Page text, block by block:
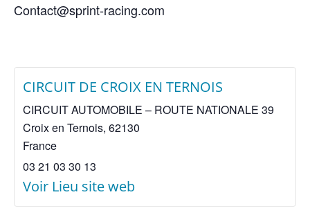
Contact@sprint-racing.com
CIRCUIT DE CROIX EN TERNOIS
CIRCUIT AUTOMOBILE – ROUTE NATIONALE 39
Croix en Ternois, 62130
France
03 21 03 30 13
Voir Lieu site web